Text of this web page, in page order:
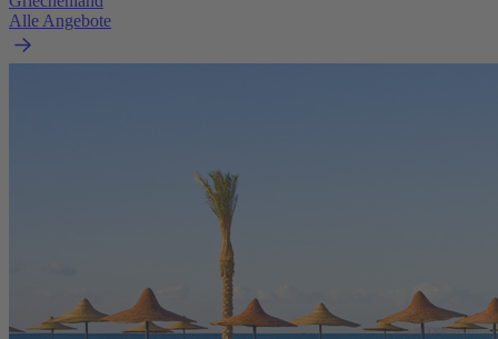
Alle Angebote